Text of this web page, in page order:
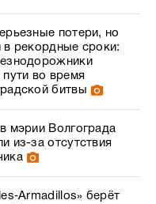
потери, но
в рекордные сроки:
пути во время
битвы
мэрии Волгограда
из-за отсутствия
берёт